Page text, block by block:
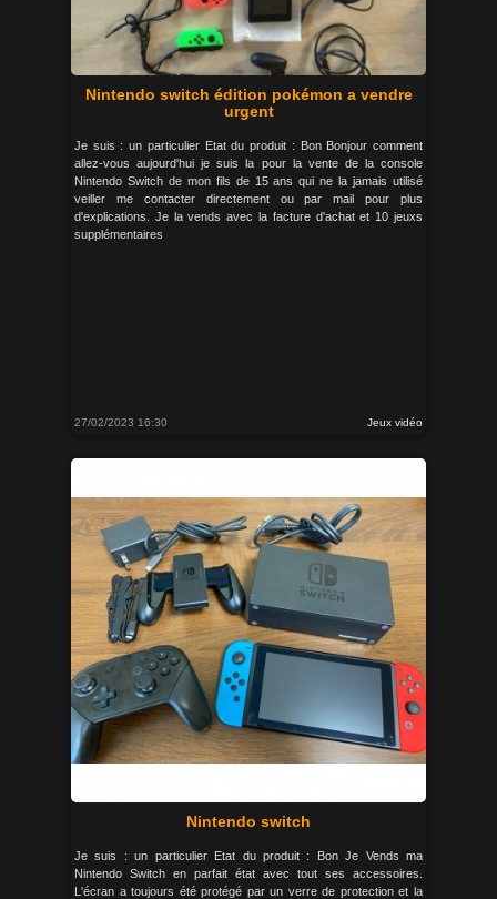
Nintendo switch édition pokémon a vendre
urgent
Je suis : un particulier Etat du produit : Bon Bonjour comment
allez-vous aujourd'hui je suis la pour la vente de la console
Nintendo Switch de mon fils de 15 ans qui ne la jamais utilisé
veiller me contacter directement ou par mail pour plus
d'explications. Je la vends avec la facture d'achat et 10 jeuxs
supplémentaires
27/02/2023 16:30 Jeux vidéo
Nintendo switch
Je suis : un particulier Etat du produit : Bon Je Vends ma
Nintendo Switch en parfait état avec tout ses accessoires.
L'écran a toujours été protégé par un verre de protection et la